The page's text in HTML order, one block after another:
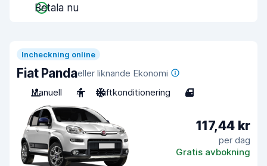
Betala nu
Incheckning online
Fiat Pandaeller liknande Ekonomi
Manuell
4 Luftkonditionering 4
117,44 kr
per dag
Gratis avbokning